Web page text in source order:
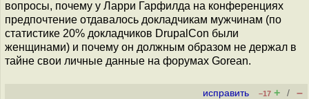
вопросы, почему у Ларри Гарфилда на конференциях
предпочтение отдавалось докладчикам мужчинам (по
статистике 20% докладчиков DrupalCon были
женщинами) и почему он должным образом не держал в
тайне свои личные данные на форумах Gorean.
исправить –17 + / –